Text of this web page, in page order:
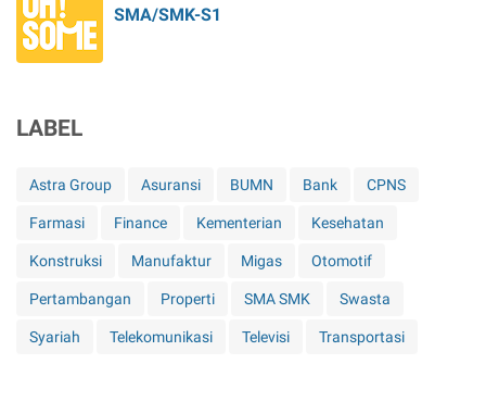
SMA/SMK-S1
LABEL
Astra Group Asuransi BUMN Bank CPNS
Farmasi Finance Kementerian Kesehatan
Konstruksi Manufaktur Migas Otomotif
Pertambangan Properti SMA SMK Swasta
Syariah Telekomunikasi Televisi Transportasi